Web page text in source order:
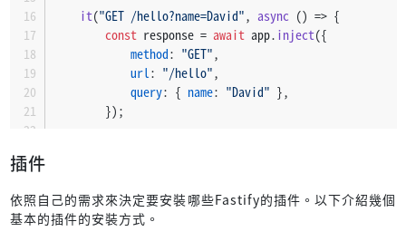
it("GET /hello?name=David", async () => {
const response = await app. inject({
method: "GET",
url: "/hello",
query: { name: "David" },
        });
it("GET /hello?name=John"
插件
依照自己的需求來決定要安裝哪些Fastify的插件。以下介紹幾個
基本的插件的安裝方式。